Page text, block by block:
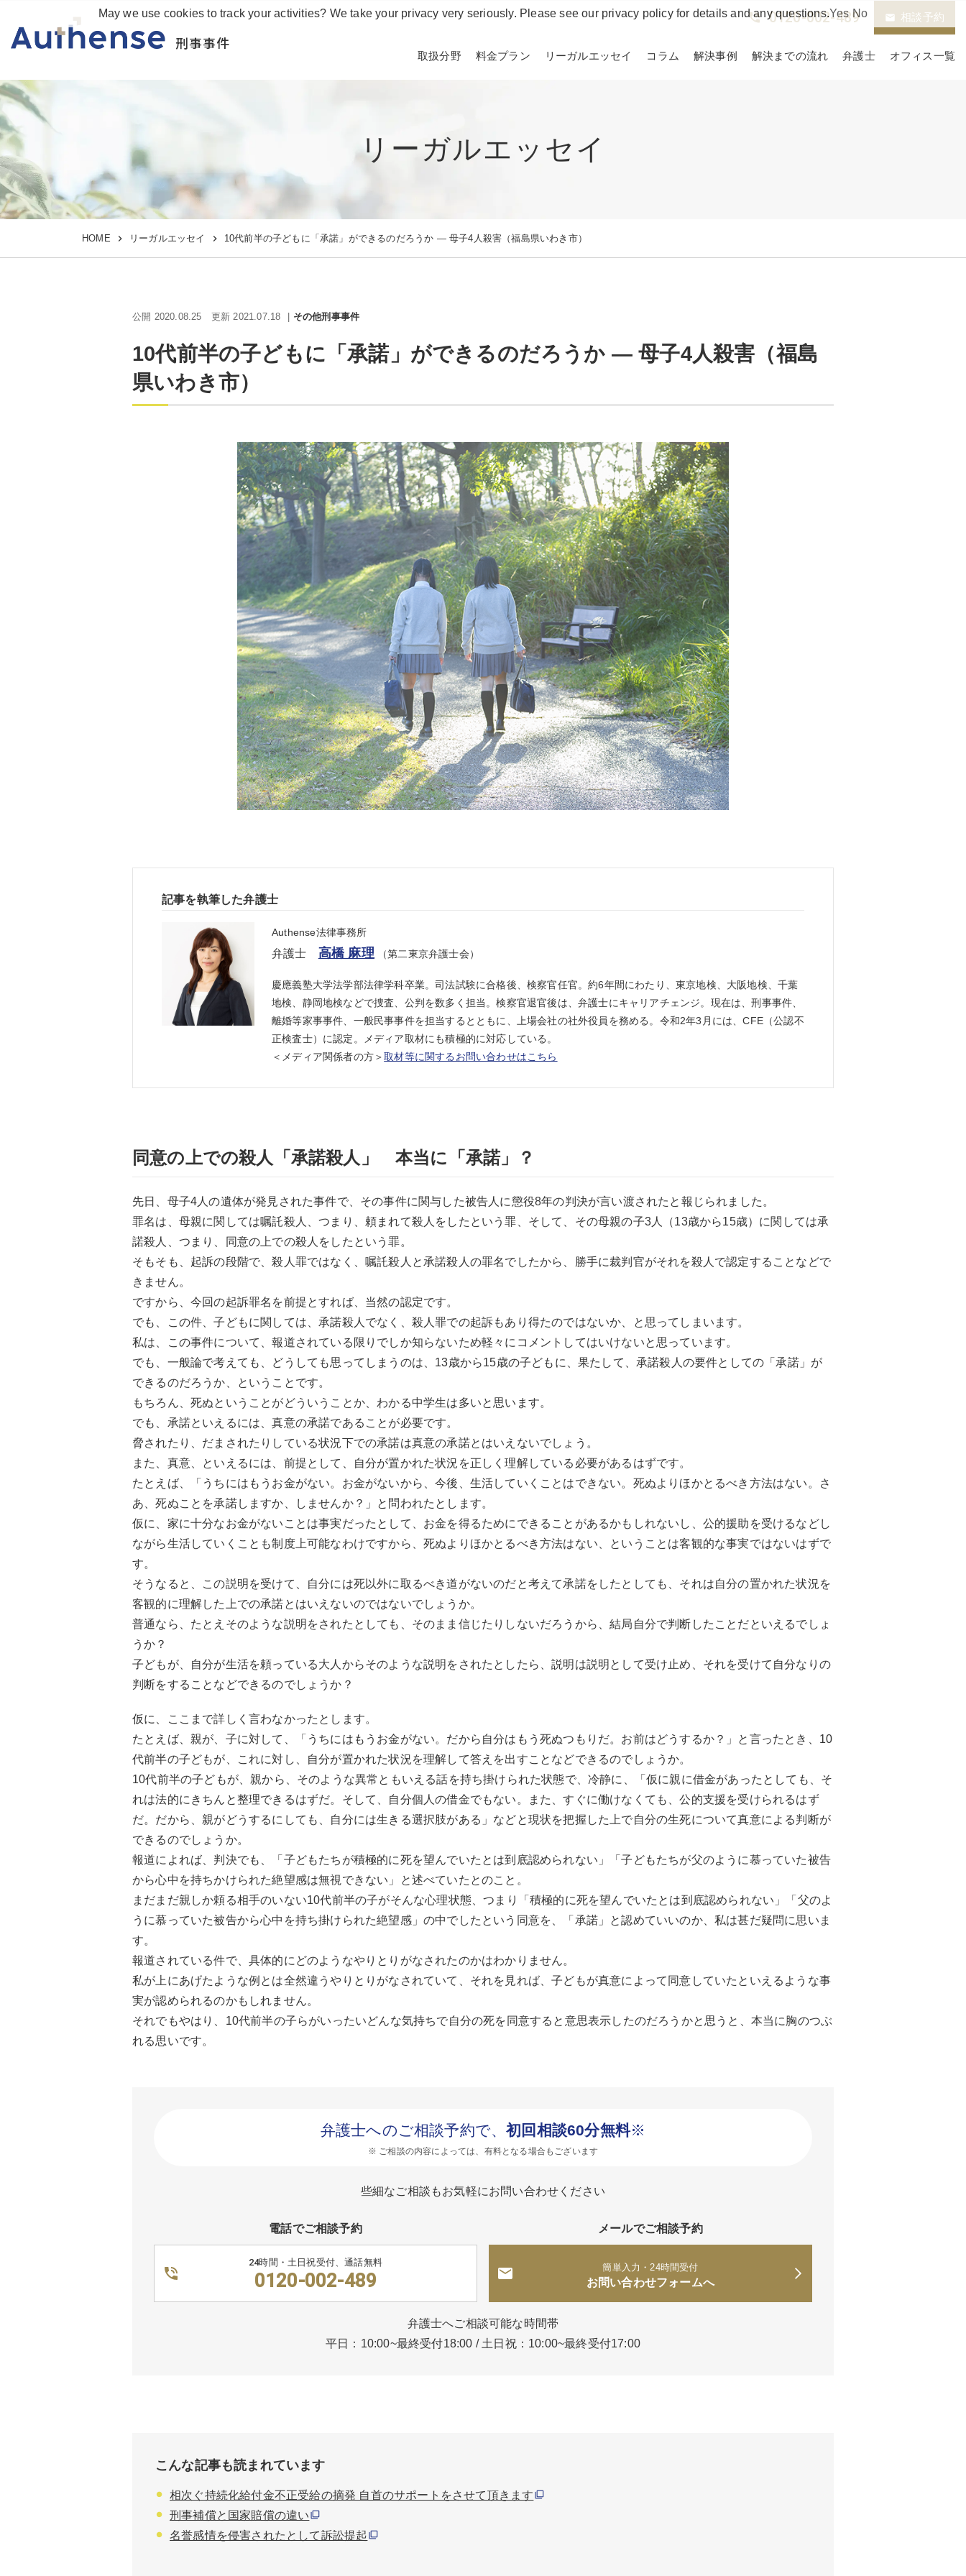
刑事事件
phone_in_talk 0120-002-489 email 相談予約
取扱分野 料金プラン リーガルエッセイ コラム 解決事例 解決までの流れ 弁護士 オフィス一覧
リーガルエッセイ
HOME リーガルエッセイ 10代前半の子どもに「承諾」ができるのだろうか ― 母子4人殺害（福島県いわき市）
公開 2020.08.25 更新 2021.07.18 その他刑事事件
10代前半の子どもに「承諾」ができるのだろうか ― 母子4人殺害（福島
県いわき市）
記事を執筆した弁護士
Authense法律事務所
弁護士 高橋 麻理 （第二東京弁護士会）
慶應義塾大学法学部法律学科卒業。司法試験に合格後、検察官任官。約6年間にわたり、東京地検、大阪地検、千葉
地検、静岡地検などで捜査、公判を数多く担当。検察官退官後は、弁護士にキャリアチェンジ。現在は、刑事事件、
離婚等家事事件、一般民事事件を担当するとともに、上場会社の社外役員を務める。令和2年3月には、CFE（公認不
正検査士）に認定。メディア取材にも積極的に対応している。
＜メディア関係者の方＞取材等に関するお問い合わせはこちら
同意の上での殺人「承諾殺人」 本当に「承諾」？
先日、母子4人の遺体が発見された事件で、その事件に関与した被告人に懲役8年の判決が言い渡されたと報じられました。
罪名は、母親に関しては嘱託殺人、つまり、頼まれて殺人をしたという罪、そして、その母親の子3人（13歳から15歳）に関しては承
諾殺人、つまり、同意の上での殺人をしたという罪。
そもそも、起訴の段階で、殺人罪ではなく、嘱託殺人と承諾殺人の罪名でしたから、勝手に裁判官がそれを殺人で認定することなどで
きません。
ですから、今回の起訴罪名を前提とすれば、当然の認定です。
でも、この件、子どもに関しては、承諾殺人でなく、殺人罪での起訴もあり得たのではないか、と思ってしまいます。
私は、この事件について、報道されている限りでしか知らないため軽々にコメントしてはいけないと思っています。
でも、一般論で考えても、どうしても思ってしまうのは、13歳から15歳の子どもに、果たして、承諾殺人の要件としての「承諾」が
できるのだろうか、ということです。
もちろん、死ぬということがどういうことか、わかる中学生は多いと思います。
でも、承諾といえるには、真意の承諾であることが必要です。
脅されたり、だまされたりしている状況下での承諾は真意の承諾とはいえないでしょう。
また、真意、といえるには、前提として、自分が置かれた状況を正しく理解している必要があるはずです。
たとえば、「うちにはもうお金がない。お金がないから、今後、生活していくことはできない。死ぬよりほかとるべき方法はない。さ
あ、死ぬことを承諾しますか、しませんか？」と問われたとします。
仮に、家に十分なお金がないことは事実だったとして、お金を得るためにできることがあるかもしれないし、公的援助を受けるなどし
ながら生活していくことも制度上可能なわけですから、死ぬよりほかとるべき方法はない、ということは客観的な事実ではないはずで
す。
そうなると、この説明を受けて、自分には死以外に取るべき道がないのだと考えて承諾をしたとしても、それは自分の置かれた状況を
客観的に理解した上での承諾とはいえないのではないでしょうか。
普通なら、たとえそのような説明をされたとしても、そのまま信じたりしないだろうから、結局自分で判断したことだといえるでしょ
うか？
子どもが、自分が生活を頼っている大人からそのような説明をされたとしたら、説明は説明として受け止め、それを受けて自分なりの
判断をすることなどできるのでしょうか？
仮に、ここまで詳しく言わなかったとします。
たとえば、親が、子に対して、「うちにはもうお金がない。だから自分はもう死ぬつもりだ。お前はどうするか？」と言ったとき、10
代前半の子どもが、これに対し、自分が置かれた状況を理解して答えを出すことなどできるのでしょうか。
10代前半の子どもが、親から、そのような異常ともいえる話を持ち掛けられた状態で、冷静に、「仮に親に借金があったとしても、そ
れは法的にきちんと整理できるはずだ。そして、自分個人の借金でもない。また、すぐに働けなくても、公的支援を受けられるはず
だ。だから、親がどうするにしても、自分には生きる選択肢がある」などと現状を把握した上で自分の生死について真意による判断が
できるのでしょうか。
報道によれば、判決でも、「子どもたちが積極的に死を望んでいたとは到底認められない」「子どもたちが父のように慕っていた被告
から心中を持ちかけられた絶望感は無視できない」と述べていたとのこと。
まだまだ親しか頼る相手のいない10代前半の子がそんな心理状態、つまり「積極的に死を望んでいたとは到底認められない」「父のよ
うに慕っていた被告から心中を持ち掛けられた絶望感」の中でしたという同意を、「承諾」と認めていいのか、私は甚だ疑問に思いま
す。
報道されている件で、具体的にどのようなやりとりがなされたのかはわかりません。
私が上にあげたような例とは全然違うやりとりがなされていて、それを見れば、子どもが真意によって同意していたといえるような事
実が認められるのかもしれません。
それでもやはり、10代前半の子らがいったいどんな気持ちで自分の死を同意すると意思表示したのだろうかと思うと、本当に胸のつぶ
れる思いです。
弁護士へのご相談予約で、初回相談60分無料※
※ ご相談の内容によっては、有料となる場合もございます
些細なご相談もお気軽にお問い合わせください
電話でご相談予約
24時間・土日祝受付、通話無料
0120-002-489
メールでご相談予約
簡単入力・24時間受付
お問い合わせフォームへ
弁護士へご相談可能な時間帯
平日：10:00~最終受付18:00 / 土日祝：10:00~最終受付17:00
こんな記事も読まれています
相次ぐ持続化給付金不正受給の摘発 自首のサポートをさせて頂きます
刑事補償と国家賠償の違い
名誉感情を侵害されたとして訴訟提起
May we use cookies to track your activities? We take your privacy very seriously. Please see our privacy policy for details and any questions.Yes No